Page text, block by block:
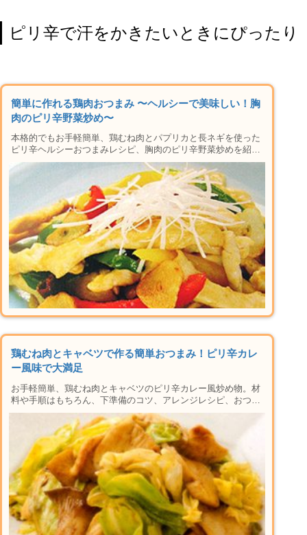
ピリ辛で汗をかきたいときにぴったり
簡単に作れる鶏肉おつまみ 〜ヘルシーで美味しい！胸
肉のピリ辛野菜炒め〜
本格的でもお手軽簡単、鶏むね肉とパプリカと長ネギを使った
ピリ辛ヘルシーおつまみレシピ、胸肉のピリ辛野菜炒めを紹介
します。材料や手順はもちろん、作り方や下準備のコツ、むね
肉をしっとり仕上げるポイント、色んなアレンジ方法など楽し
い晩酌タイムに必要な情報が盛りだくさん。おかずにも使える
レシピなの晩御飯にもおすすめ♪家で本格居酒屋メニューがで
きちゃう人気のシリーズです！
鶏むね肉とキャベツで作る簡単おつまみ！ピリ辛カレ
ー風味で大満足
お手軽簡単、鶏むね肉とキャベツのピリ辛カレー風炒め物。材
料や手順はもちろん、下準備のコツ、アレンジレシピ、おつま
みに合うお酒の紹介など楽しい晩酌タイムに必要な情報が盛り
だくさん。おかずにも使えるレシピなの晩御飯にもおすすめ♪
家で本格居酒屋メニューができちゃう人気のシリーズです！